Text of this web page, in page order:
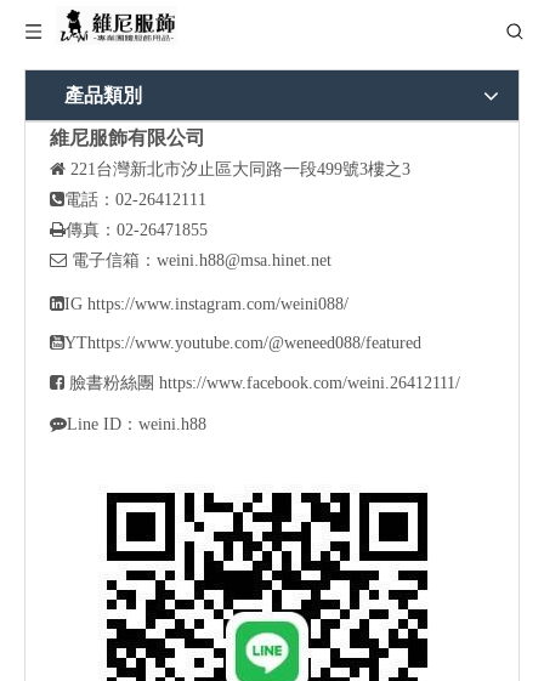
產品類別
維尼服飾有限公司
 221台灣新北市汐止區大同路一段499號3樓之3
電話：02-26412111
傳真：02-26471855
 電子信箱： weini.h88@msa.hinet.net
IG https://www.instagram.com/weini088/
YThttps://www.youtube.com/@weneed088/featured
 臉書粉絲團 https://www.facebook.com/weini.26412111/
Line ID：weini.h88